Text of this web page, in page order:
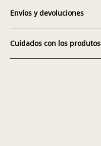
Envíos y devoluciones
Cuidados con los produtos